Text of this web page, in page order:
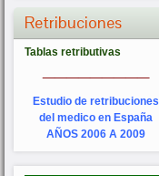
Retribuciones
Tablas retributivas
Estudio de retribuciones
del medico en España
AÑOS 2006 A 2009